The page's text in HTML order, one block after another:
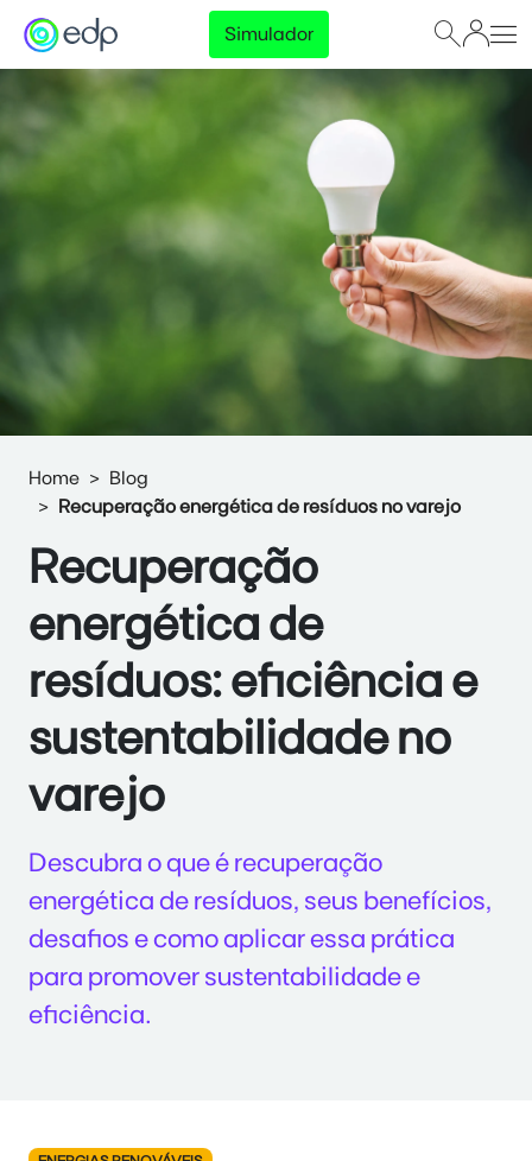
Simulador
Home
Blog
Recuperação energética de resíduos no varejo
Recuperação
energética de
resíduos: eficiência e
sustentabilidade no
varejo
Descubra o que é recuperação
energética de resíduos, seus benefícios,
desafios e como aplicar essa prática
para promover sustentabilidade e
eficiência.